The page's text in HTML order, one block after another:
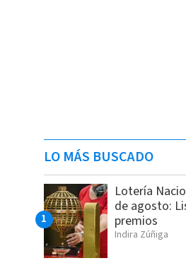
LO MÁS BUSCADO
Lotería
de agosto:
premios
Indira Zúñiga